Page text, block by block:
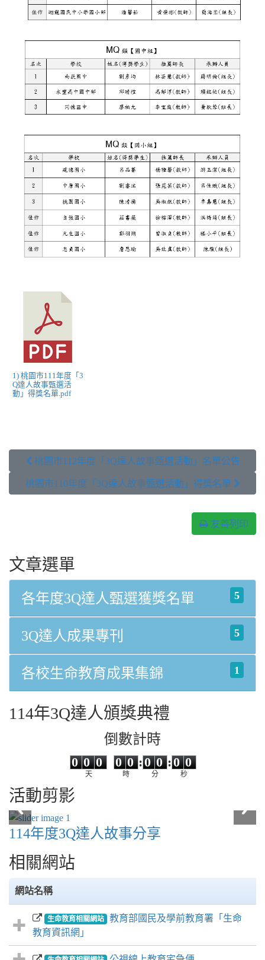
1) 桃園市111年度「3
Q達人故事甄選活
動」得獎名單.pdf
 桃園市112年度「3Q達人故事甄選活動」名單公告
桃園市110年度「3Q達人故事甄選活動」得獎名單 
友善列印
文章選單
5
各年度3Q達人甄選獲獎名單
5
3Q達人成果專刊
1
各校生命教育成果集錦
114年3Q達人頒獎典禮
倒數計時
0 0 0
天
0
0
0
0
時
:
0
0
0
0
分
:0 0
秒
活動剪影
114三Q達人故事發表會 19.jpg
114三Q達人故事發表會 19.jpg
114三Q達人故事發表會 20.jpg
114三Q達人故事發表會 20.jpg
114年度3Q達人故事分享
相關網站
網站名稱
生命教育相關網站
教育部國民及學前教育署「生命
教育資訊網」